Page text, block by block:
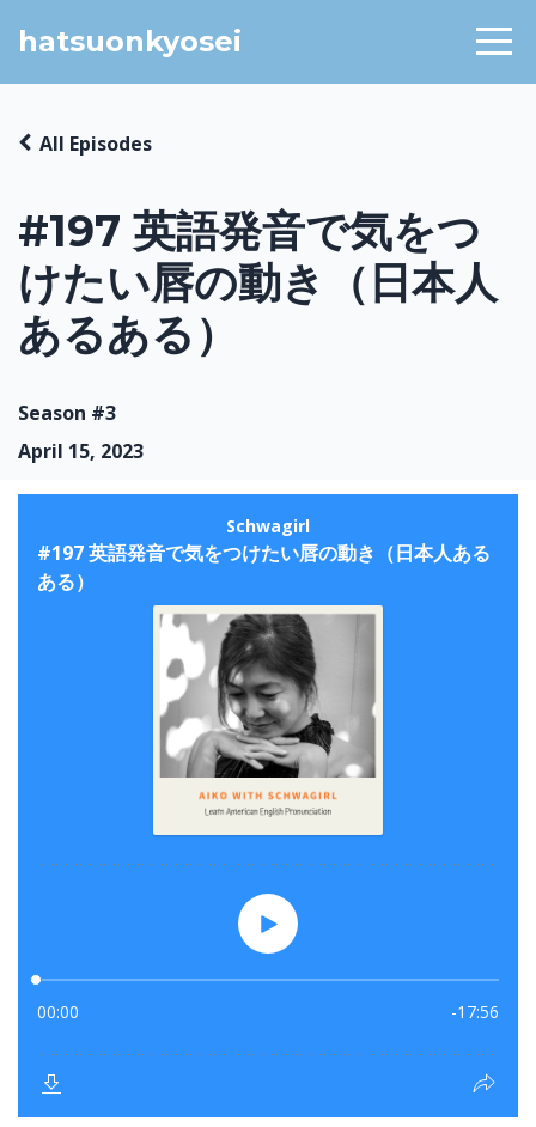
hatsuonkyosei
#197 英語発音で気をつ
けたい唇の動き（日本人
あるある）
All Episodes
Season #3
April 15, 2023